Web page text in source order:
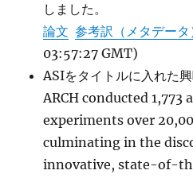
しました。
論文 参考訳（メタデータ
03:57:27 GMT)
ASIをタイトルに入れた
ARCH conducted 1,773
experiments over
culminating in the
innovative, state-of-